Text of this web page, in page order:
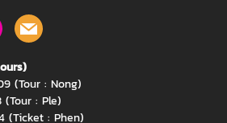
(Tour : Nong)
(Tour : Ple)
(Ticket : Phen)